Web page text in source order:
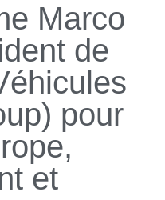
Marco
de
pour
et